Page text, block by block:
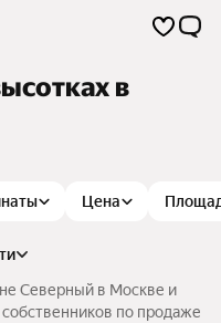
в
Цена
Северный в Москве и
по продаже